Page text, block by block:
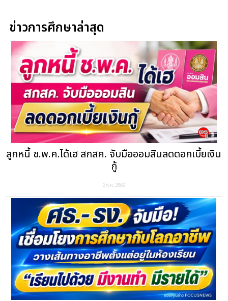
ข่าวการศึกษาล่าสุด
ลูกหนี้ ช.พ.ค.ได้เฮ สกสค. จับมือออมสินลดดอกเบี้ยเงิน
กู้
2 ส.ค. 2569